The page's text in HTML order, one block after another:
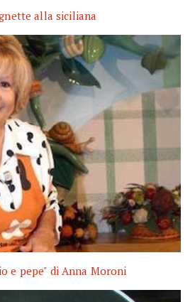
alla siciliana
e pepe" di Anna Moroni